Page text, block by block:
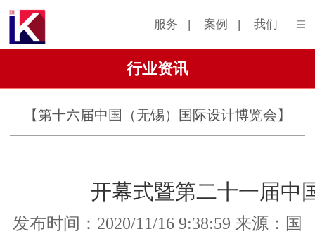
服务 | 案例 | 我们
行业资讯
【第十六届中国（无锡）国际设计博览会】
开幕式暨第二十一届中
发布时间：2020/11/16 9:38:59 来源：国